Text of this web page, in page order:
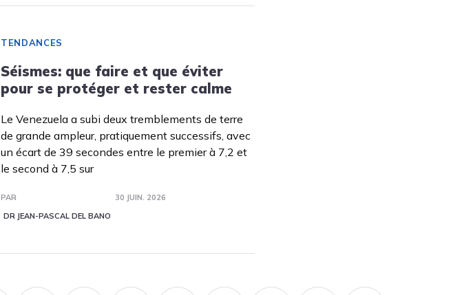
TENDANCES
Séismes: que faire et que éviter
pour se protéger et rester calme
Le Venezuela a subi deux tremblements de terre
de grande ampleur, pratiquement successifs, avec
un écart de 39 secondes entre le premier à 7,2 et
le second à 7,5 sur
PAR
DR JEAN-PASCAL DEL BANO
30 JUIN. 2026